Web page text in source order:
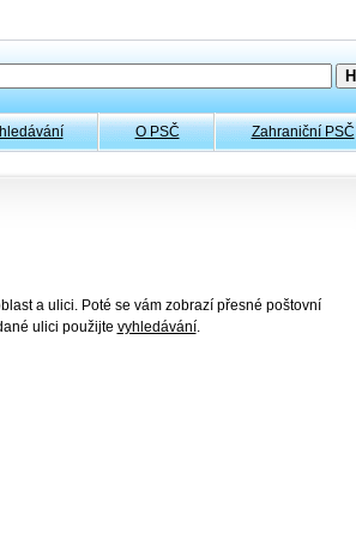
O PSČ Zahraniční PSČ
a ulici. Poté se vám zobrazí přesné poštovní
ulici použijte vyhledávání.